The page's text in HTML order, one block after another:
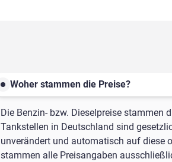
Woher stammen die Preise?
Die Benzin- bzw. Dieselpreise
Tankstellen in Deutschland sind
unverändert und automatisch auf diese
stammen alle Preisangaben